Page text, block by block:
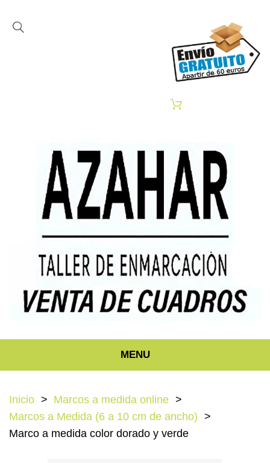
MENU
Inicio
Marcos a medida online
Marcos a Medida (6 a 10 cm de ancho)
Marco a medida color dorado y verde